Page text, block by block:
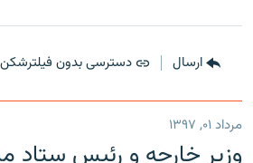
ارسال دسترسی بدون فیلترشکن
مرداد ۰۱, ۱۳۹۷